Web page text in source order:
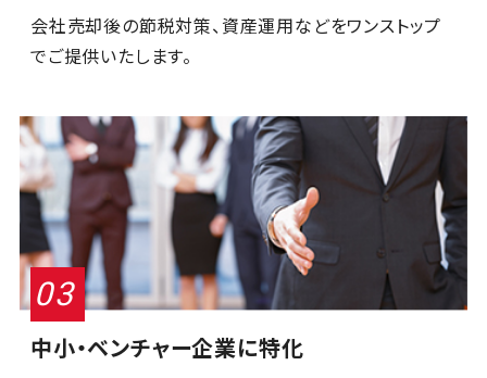
会社売却後の節税対策、資産運用などをワンストップ
でご提供いたします。
中小・ベンチャー企業に特化